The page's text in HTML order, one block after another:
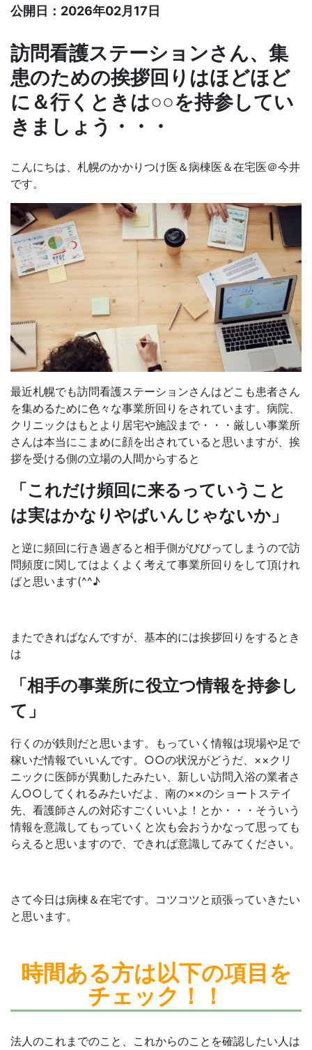
公開日：2026年02月17日
訪問看護ステーションさん、集
患のための挨拶回りはほどほど
に＆行くときは○○を持参してい
きましょう・・・
こんにちは、札幌のかかりつけ医＆病棟医＆在宅医＠今井
です。
最近札幌でも訪問看護ステーションさんはどこも患者さん
を集めるために色々な事業所回りをされています。病院、
クリニックはもとより居宅や施設まで・・・厳しい事業所
さんは本当にこまめに顔を出されていると思いますが、挨
拶を受ける側の立場の人間からすると
「これだけ頻回に来るっていうこと
は実はかなりやばいんじゃないか」
と逆に頻回に行き過ぎると相手側がびびってしまうので訪
問頻度に関してはよくよく考えて事業所回りをして頂けれ
ばと思います(^^♪
またできればなんですが、基本的には挨拶回りをするとき
は
「相手の事業所に役立つ情報を持参し
て」
行くのが鉄則だと思います。もっていく情報は現場や足で
稼いだ情報でいいんです。○○の状況がどうだ、××クリ
ニックに医師が異動したみたい、新しい訪問入浴の業者さ
ん○○してくれるみたいだよ、南の××のショートステイ
先、看護師さんの対応すごくいいよ！とか・・・そういう
情報を意識してもっていくと次も会おうかなって思っても
らえると思いますので、できれば意識してみてください。
さて今日は病棟＆在宅です。コツコツと頑張っていきたい
と思います。
時間ある方は以下の項目を
チェック！！
法人のこれまでのこと、これからのことを確認したい人は